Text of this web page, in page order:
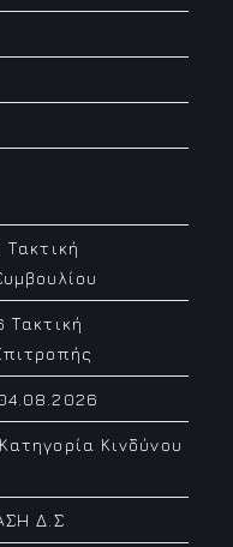
Τακτική
Κινδύνου
Δ.Σ